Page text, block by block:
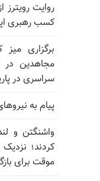
روایت رویترز
کسب رهبری
برگزاری
مجاهدین در
سراسری در
پیام به نیروهای
واشنگتن و
کردند؛
موقت برای